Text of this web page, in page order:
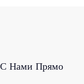
С Нами Прямо